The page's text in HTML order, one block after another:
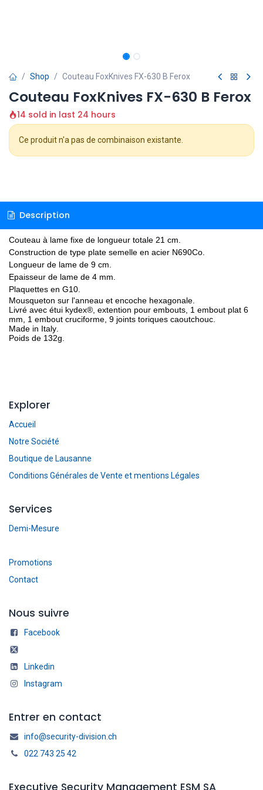
Shop Couteau FoxKnives FX-630 B Ferox
Couteau FoxKnives FX-630 B Ferox
14 sold in last 24 hours
Ce produit n'a pas de combinaison existante.
Description
Couteau à lame fixe de longueur totale 21 cm.
Construction de type plate semelle en acier N690Co.
Longueur de lame de 9 cm.
Epaisseur de lame de 4 mm.
Plaquettes en G10.
Mousqueton sur l'anneau et encoche hexagonale.
Livré avec étui kydex®, extention pour embouts, 1 embout plat 6
mm, 1 embout cruciforme, 9 joints toriques caoutchouc.
Made in Italy.
Poids de 132g.
Explorer
Accueil
Notre Société
Boutique de Lausanne
Conditions Générales de Vente et mentions Légales
Services
Demi-Mesure
Promotions
Contact
Nous suivre
Facebook
Linkedin
Instagram
Entrer en contact
info@security-division.ch
022 743 25 42
Executive Security Management ESM SA